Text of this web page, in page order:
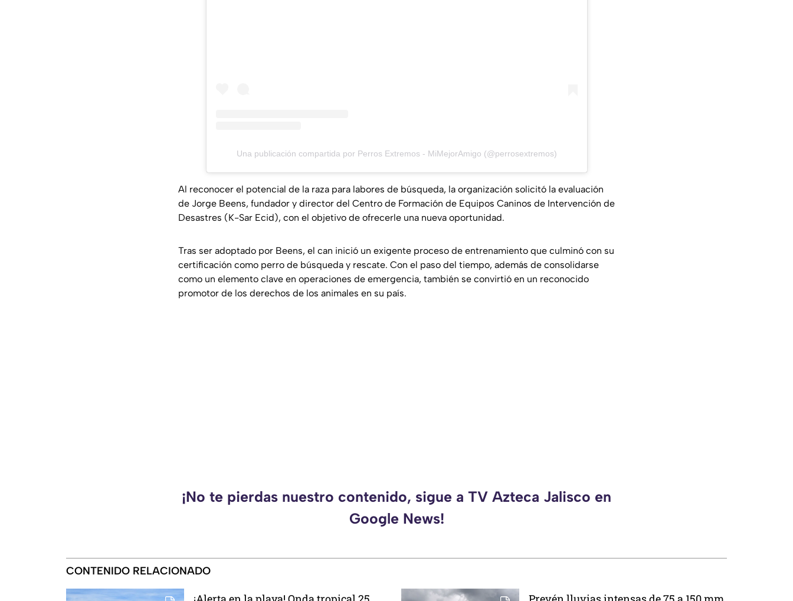
Una publicación compartida por Perros Extremos - MiMejorAmigo (@perrosextremos)
Al reconocer el potencial de la raza para labores de búsqueda, la organización solicitó la evaluación
de Jorge Beens, fundador y director del Centro de Formación de Equipos Caninos de Intervención de
Desastres (K-Sar Ecid), con el objetivo de ofrecerle una nueva oportunidad.
Tras ser adoptado por Beens, el can inició un exigente proceso de entrenamiento que culminó con su
certificación como perro de búsqueda y rescate. Con el paso del tiempo, además de consolidarse
como un elemento clave en operaciones de emergencia, también se convirtió en un reconocido
promotor de los derechos de los animales en su país.
¡No te pierdas nuestro contenido, sigue a TV Azteca Jalisco en
Google News!
CONTENIDO RELACIONADO